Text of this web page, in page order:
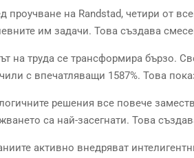
проучване на Randstad, четири от
им задачи. Това създава
на труда се трансформира бързо.
с впечатляващи 1587%. Това
решения все повече
са най-засегнати. Това
активно внедряват